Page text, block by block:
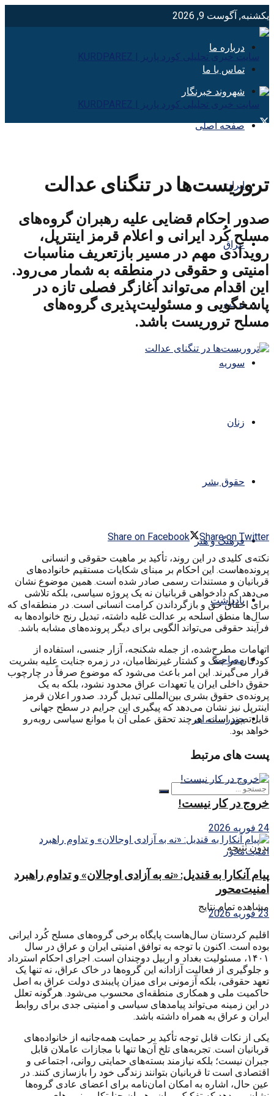
یکشنبه, آگوست 9, 2026
درباره ما
تماس با ما
شهروند خبرنگار
صفحه اصلی
ایران
عراق
ترکیه
سوریه
زنان
حقوق بشر
فرهنگ و هنر
یادداشت
مصاحبه
چندرسانه ای
بدون نتیجه
مشاهده تمام نتایج
تروریست‌ها در تنگنای عدالت
صدور احکام قضایی علیه رهبران گروه‌های
مسلح کُرد ایرانی و اعلام قرمز اینترپل،
رویدادی مهم در مسیر بازتعریف مناسبات
امنیتی و حقوقی در منطقه به شمار می‌رود.
این اقدام می‌تواند آغازگر فصلی تازه در
پاسخگویی و مسئولیت‌پذیری گروه‌های
مسلح تروریست باشد.
Share on Facebook
Share on Twitter
نکته‌ی کلیدی در این روند، تأکید بر ماهیت حقوقی و انسانی
پرونده‌هاست. این احکام بر مبنای شکایات مستقیم خانواده‌های
قربانیان و مستندات رسمی صادر شده است. همین موضوع نشان
می‌دهد که دادخواهی قربانیان نه یک پروژه سیاسی، بلکه تلاشی
برای احقاق حق و بازگرداندن کرامت انسانی است. در منطقه‌ای که
سال‌ها منطق اسلحه بر عدالت غلبه داشته، تبدیل رنج خانواده‌ها به
فرآیند حقوقی می‌تواند الگویی برای دیگر پرونده‌های مشابه باشد.
اتهامات مطرح‌شده، از جمله شکنجه، آزار جنسی، استفاده از
کودکان در جنگ و کشتار غیرنظامیان، در زمره جنایت علیه بشریت
قرار می‌گیرند. این امر باعث می‌شود که موضوع صرفاً در چارچوب
حقوق داخلی ایران یا تعهدات عراق محدود نشود، بلکه به یک
پرونده‌ی حقوق بشری بین‌المللی تبدیل گردد. صدور اعلان قرمز
اینترپل نیز نشان می‌دهد که پیگیری این جرایم در سطح جهانی
قابل‌تصور است، هرچند تحقق عملی آن با موانع سیاسی روبه‌رو
خواهد بود.
پست های مرتبط
خروج در کار نیست!
24 فوریه 2026
پیام آنکارا به قندیل: «نه به آزادی اوجالان» و تداوم راهبرد
امنیت‌محور
23 فوریه 2026
اقلیم کردستان سال‌هاست پایگاه برخی گروه‌های مسلح کُرد ایرانی
بوده است. اکنون با توجه به توافق امنیتی ایران و عراق در سال
۱۴۰۱، مسئولیت بغداد و اربیل دوچندان است. اجرای احکام استرداد
و جلوگیری از فعالیت آزادانه این گروه‌ها در خاک عراق، نه تنها یک
تعهد حقوقی، بلکه آزمونی برای میزان پایبندی دولت عراق به اصل
حاکمیت ملی و همکاری منطقه‌ای محسوب می‌شود. هرگونه تعلل
در این زمینه می‌تواند پیامدهای سیاسی و امنیتی جدی برای روابط
ایران و عراق به همراه داشته باشد.
یکی از نکات قابل توجه تأکید بر حمایت همه‌جانبه از خانواده‌های
قربانیان است. تجربه‌های تلخ آن‌ها تنها با مجازات عاملان قابل
جبران نیست؛ بلکه نیازمند بسته‌های حمایتی روانی، اجتماعی و
اقتصادی است تا قربانیان بتوانند زندگی خود را بازسازی کنند. در
عین حال، اشاره به امکان امان‌نامه برای اعضای عادی گروه‌ها